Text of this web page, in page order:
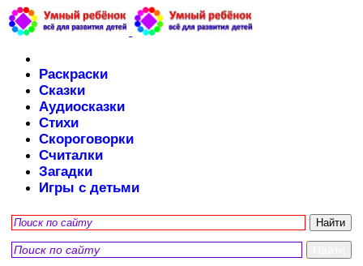
Раскраски
Сказки
Аудиосказки
Стихи
Скороговорки
Считалки
Загадки
Игры с детьми